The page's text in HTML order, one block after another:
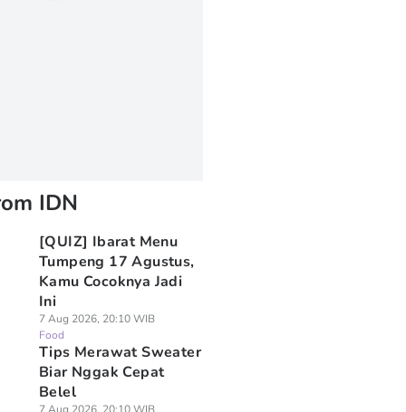
IDN
[QUIZ] Ibarat Menu
Tumpeng 17 Agustus,
Kamu Cocoknya Jadi
Ini
7 Aug 2026, 20:10 WIB
Food
Tips Merawat Sweater
Biar Nggak Cepat
Belel